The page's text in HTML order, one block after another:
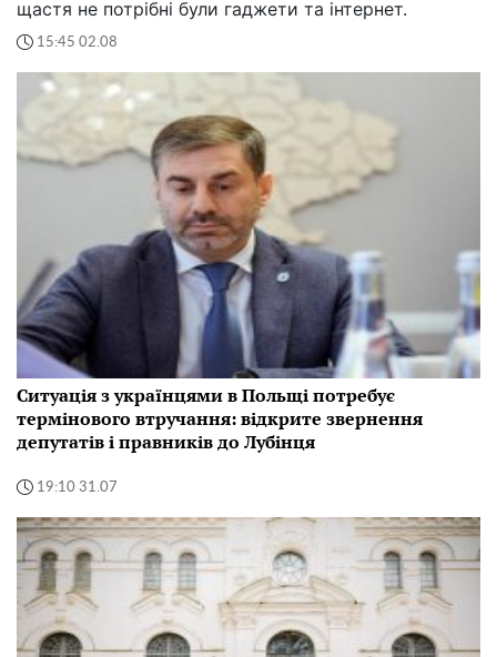
щастя не потрібні були гаджети та інтернет.
15:45 02.08
Ситуація з українцями в Польщі потребує
термінового втручання: відкрите звернення
депутатів і правників до Лубінця
19:10 31.07